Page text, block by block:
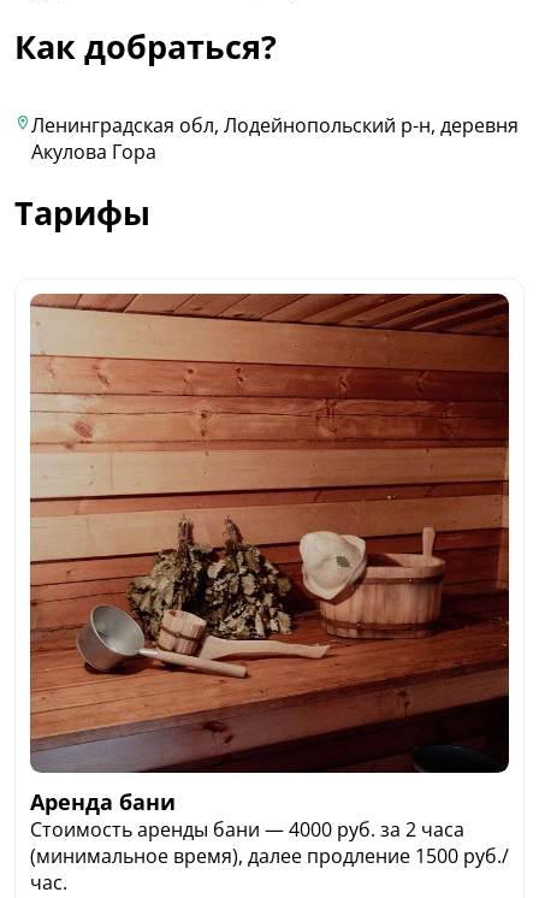
Как добраться?
Ленинградская обл, Лодейнопольский р-н, деревня
Акулова Гора
Тарифы
Аренда бани
Стоимость аренды бани — 4000 руб. за 2 часа
(минимальное время), далее продление 1500 руб./
час.